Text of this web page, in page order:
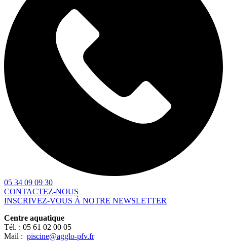
05 34 09 09 30
CONTACTEZ-NOUS
INSCRIVEZ-VOUS Á NOTRE NEWSLETTER
Centre aquatique
Tél. : 05 61 02 00 05
Mail : piscine@agglo-pfv.fr